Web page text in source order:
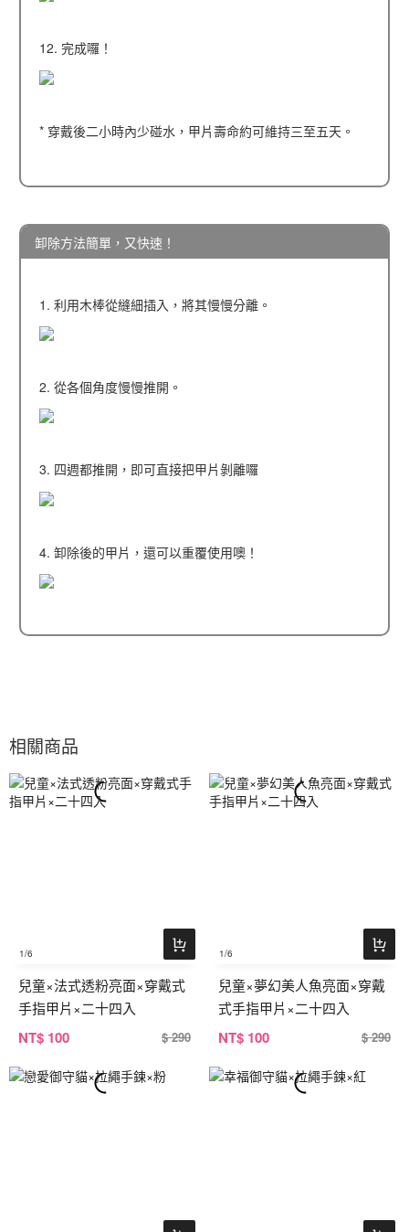
12. 完成囉！
* 穿戴後二小時內少碰水，甲片壽命約可維持三至五天。
卸除方法簡單，又快速！
1. 利用木棒從縫細插入，將其慢慢分離。
2. 從各個角度慢慢推開。
3. 四週都推開，即可直接把甲片剝離囉
4. 卸除後的甲片，還可以重覆使用噢！
相關商品
1/6
兒童×法式透粉亮面×穿戴式
手指甲片×二十四入
NT$ 100 $ 290
1/6
兒童×夢幻美人魚亮面×穿戴
式手指甲片×二十四入
NT$ 100 $ 290